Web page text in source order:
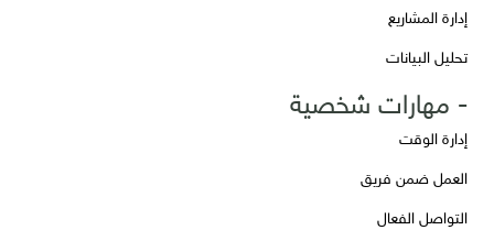
إدارة المشاريع
تحليل البيانات
- مهارات شخصية
إدارة الوقت
العمل ضمن فريق
التواصل الفعال